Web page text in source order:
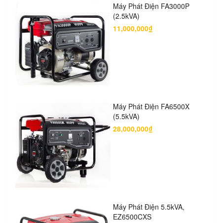
Máy Phát Điện FA3000P
(2.5kVA)
11,000,000₫
Máy Phát Điện FA6500X
(5.5kVA)
28,000,000₫
Máy Phát Điện 5.5kVA,
EZ6500CXS